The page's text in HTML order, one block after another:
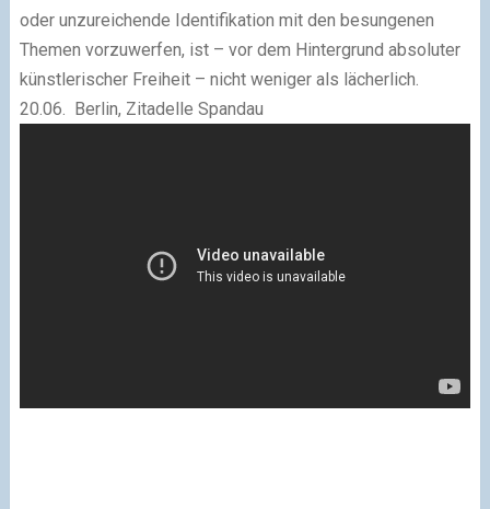
oder unzureichende Identifikation mit den besungenen
Themen vorzuwerfen, ist – vor dem Hintergrund absoluter
künstlerischer Freiheit – nicht weniger als lächerlich.
20.06. Berlin, Zitadelle Spandau